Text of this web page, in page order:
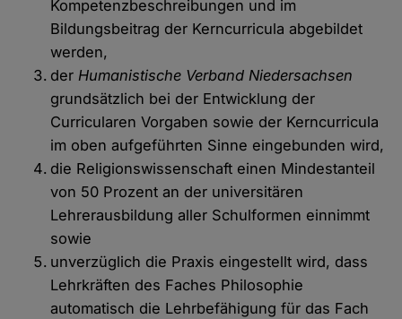
Kompetenzbeschreibungen und im
Bildungsbeitrag der Kerncurricula abgebildet
werden,
derHumanistische Verband Niedersachsen
grundsätzlich bei der Entwicklung der
Curricularen Vorgaben sowie der Kerncurricula
im oben aufgeführten Sinne eingebunden wird,
die Religionswissenschaft einen Mindestanteil
von 50 Prozent an der universitären
Lehrerausbildung aller Schulformen einnimmt
sowie
unverzüglich die Praxis eingestellt wird, dass
Lehrkräften des Faches Philosophie
automatisch die Lehrbefähigung für das Fach